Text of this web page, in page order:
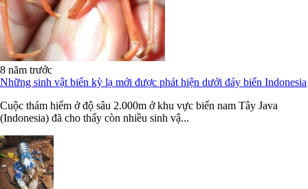
8 năm trước
Những sinh vật biển kỳ lạ mới được phát hiện dưới đáy biển Indonesia
Cuộc thám hiểm ở độ sâu 2.000m ở khu vực biển nam Tây Java
(Indonesia) đã cho thấy còn nhiều sinh vậ...